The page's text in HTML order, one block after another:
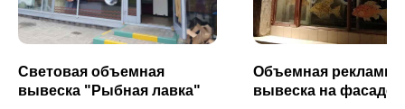
Световая объемная
вывеска "Рыбная лавка"
Объемная
вывеска на фасаде